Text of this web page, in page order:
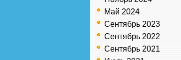
Май 2024
Сентябрь 2023
Сентябрь 2022
Сентябрь 2021